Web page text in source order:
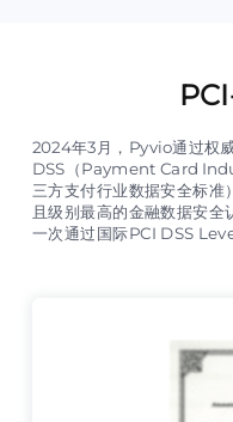
2024年3月，Pyvio通过权
DSS（Payment Card
三方支付行业数据安全标准
且级别最高的金融数据安
一次通过国际PCI DSS